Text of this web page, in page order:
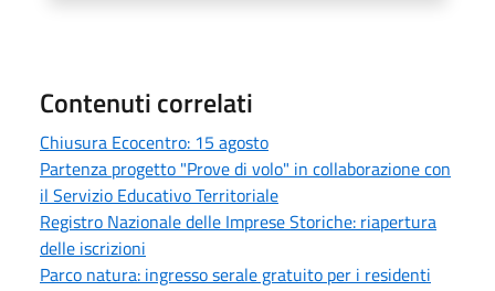
Contenuti correlati
Chiusura Ecocentro: 15 agosto
Partenza progetto "Prove di volo" in collaborazione con
il Servizio Educativo Territoriale
Registro Nazionale delle Imprese Storiche: riapertura
delle iscrizioni
Parco natura: ingresso serale gratuito per i residenti